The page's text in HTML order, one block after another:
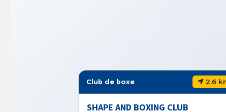
Club de boxe
SHAPE AND BOXING CLUB